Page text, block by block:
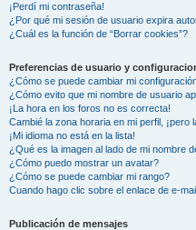
¡Perdí mi contraseña!
¿Por qué mi sesión de usuario expira
¿Cuál es la función de “Borrar cookies”?
Preferencias de usuario y
¿Cómo se puede cambiar mi
¿Cómo evito que mi nombre de usuario
¡La hora en los foros no es correcta!
Cambié la zona horaria en mi perfil, ¡pero
¡Mi idioma no está en la lista!
¿Qué es la imagen al lado de mi nombre
¿Cómo puedo mostrar un avatar?
¿Cómo se puede cambiar mi rango?
Cuando hago clic sobre el enlace de e-
Publicación de mensajes